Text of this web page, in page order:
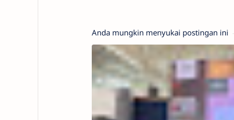
Anda mungkin menyukai postingan ini